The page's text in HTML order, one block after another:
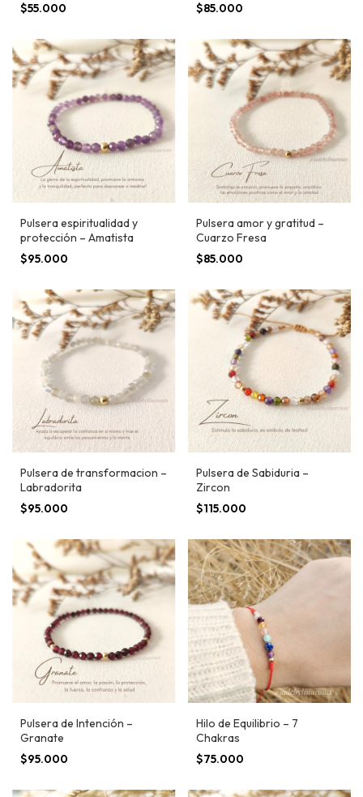
$55.000
$85.000
Pulsera espiritualidad y
protección – Amatista
$95.000
Pulsera amor y gratitud –
Cuarzo Fresa
$85.000
Pulsera de transformacion –
Labradorita
$95.000
Pulsera de Sabiduria –
Zircon
$115.000
Pulsera de Intención –
Granate
$95.000
Hilo de Equilibrio – 7
Chakras
$75.000